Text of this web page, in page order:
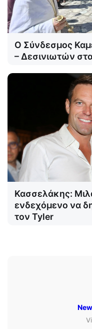
Ο Σύνδεσμος
– Δεσινιωτών
Κασσελάκης:
ενδεχόμενο να
τον Tyler